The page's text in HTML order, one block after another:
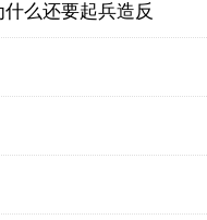
么还要起兵造反